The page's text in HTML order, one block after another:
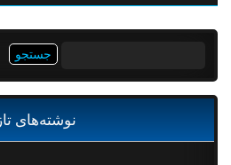
نوشته‌های تازه